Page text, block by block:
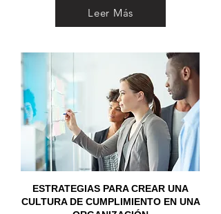
Leer Más
ESTRATEGIAS PARA CREAR UNA
CULTURA DE CUMPLIMIENTO EN UNA